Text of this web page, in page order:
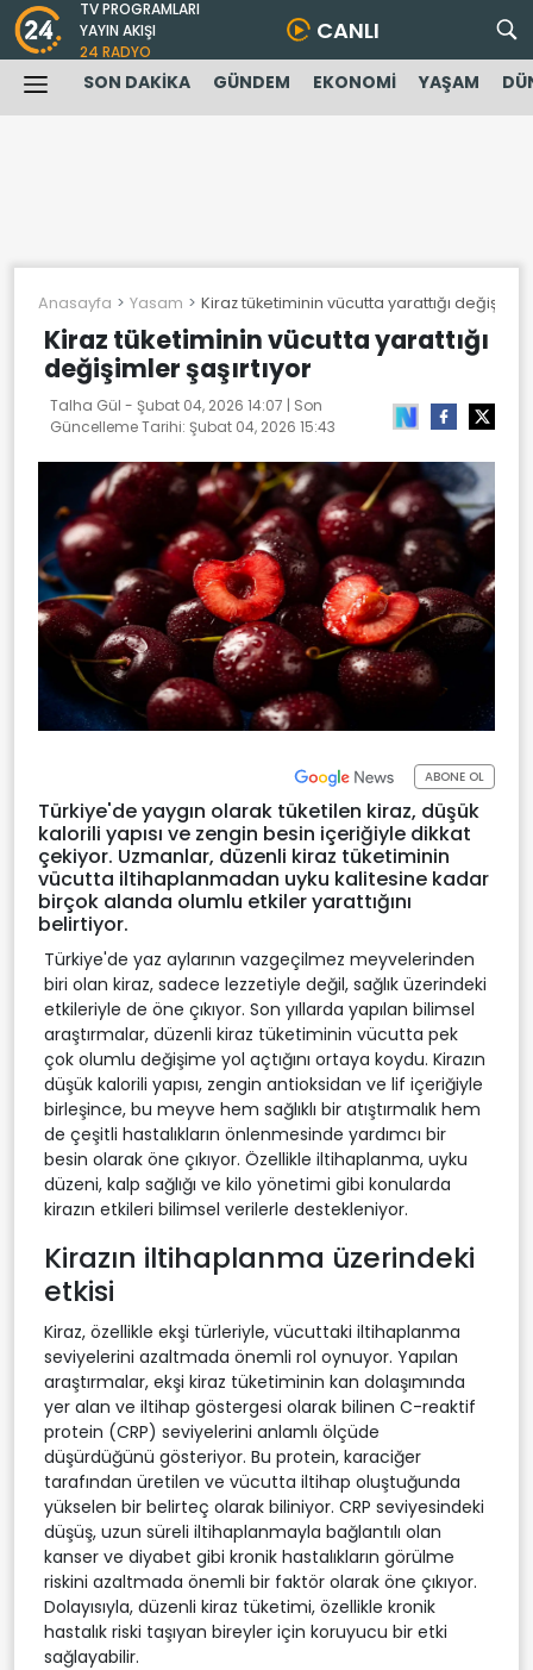
TV PROGRAMLARI
YAYIN AKIŞI
24 RADYO
CANLI
SON DAKİKA GÜNDEM EKONOMİ YAŞAM
Anasayfa Yasam Kiraz tüketiminin vücutta yarattığı
Kiraz tüketiminin vücutta yarattığı
değişimler şaşırtıyor
Talha Gül - Şubat 04, 2026 14:07 | Son
Güncelleme Tarihi: Şubat 04, 2026 15:43
ABONE OL
Türkiye'de yaygın olarak tüketilen kiraz, düşük
kalorili yapısı ve zengin besin içeriğiyle dikkat
çekiyor. Uzmanlar, düzenli kiraz tüketiminin
vücutta iltihaplanmadan uyku kalitesine kadar
birçok alanda olumlu etkiler yarattığını
belirtiyor.
Türkiye'de yaz aylarının vazgeçilmez meyvelerinden
biri olan kiraz, sadece lezzetiyle değil, sağlık üzerindeki
etkileriyle de öne çıkıyor. Son yıllarda yapılan bilimsel
araştırmalar, düzenli kiraz tüketiminin vücutta pek
çok olumlu değişime yol açtığını ortaya koydu. Kirazın
düşük kalorili yapısı, zengin antioksidan ve lif içeriğiyle
birleşince, bu meyve hem sağlıklı bir atıştırmalık hem
de çeşitli hastalıkların önlenmesinde yardımcı bir
besin olarak öne çıkıyor. Özellikle iltihaplanma, uyku
düzeni, kalp sağlığı ve kilo yönetimi gibi konularda
kirazın etkileri bilimsel verilerle destekleniyor.
Kirazın iltihaplanma üzerindeki
etkisi
Kiraz, özellikle ekşi türleriyle, vücuttaki iltihaplanma
seviyelerini azaltmada önemli rol oynuyor. Yapılan
araştırmalar, ekşi kiraz tüketiminin kan dolaşımında
yer alan ve iltihap göstergesi olarak bilinen C-reaktif
protein (CRP) seviyelerini anlamlı ölçüde
düşürdüğünü gösteriyor. Bu protein, karaciğer
tarafından üretilen ve vücutta iltihap oluştuğunda
yükselen bir belirteç olarak biliniyor. CRP seviyesindeki
düşüş, uzun süreli iltihaplanmayla bağlantılı olan
kanser ve diyabet gibi kronik hastalıkların görülme
riskini azaltmada önemli bir faktör olarak öne çıkıyor.
Dolayısıyla, düzenli kiraz tüketimi, özellikle kronik
hastalık riski taşıyan bireyler için koruyucu bir etki
sağlayabilir.